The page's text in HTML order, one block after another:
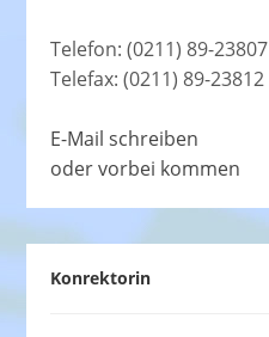
Telefon: (0211) 89-23807
Telefax: (0211) 89-23812
E-Mail schreiben
oder vorbei kommen
Konrektorin